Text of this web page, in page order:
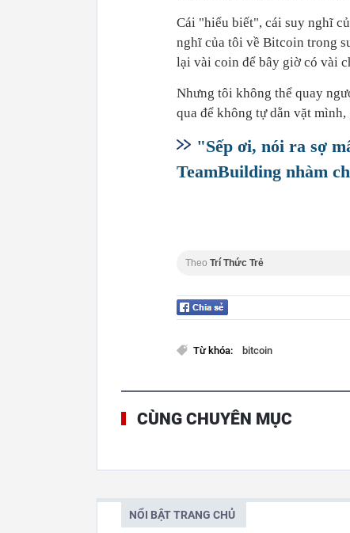
Cái "hiểu biết", cái suy nghĩ
nghĩ của tôi về Bitcoin trong
lại vài coin để bây giờ có vài
Nhưng tôi không thể quay
qua để không tự dằn vặt
"Sếp ơi, nói ra sợ
TeamBuilding nhàm
Theo Trí Thức Trẻ
Từ khóa: bitcoin
CÙNG CHUYÊN MỤC
NỔI BẬT TRANG CHỦ